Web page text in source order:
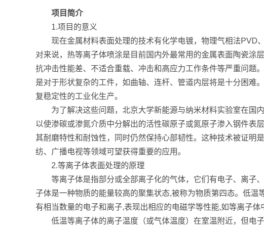
项目简介
1.项目的意义
现在金属材料表面处理的技术有化学电镀，物理气相法PVD
对来说，热等离子体喷涂是目前国内外最常用的金属表面陶瓷涂
抗冲击性能差、不适合重载、冲击和高应力工作条件等严重问题
是对于形状复杂的工件，如曲轴、连杆、管道内层将是十分困难
复稳定性的工业化生产。
为了解决这些问题，北京大学新能源与纳米材料实验室在国
以使渗碳或渗氮介质中分解出的活性碳原子或氮原子渗入钢件表
其耐磨特性和耐蚀性，同时仍然保持心部韧性。这种技术被证明
纺、广播电视等领域可望获得重要的应用。
2.等离子体表面处理的原理
等离子体是指部分或全部离子化的气体，它们有电子、离子
子体是一种物质的能量较高的聚集状态,被称为物质第四态。低
有相当数量的电子和离子,表现出相应的电磁学等性能,如等离子
低温等离子体的离子温度（或气体温度）在室温附近，但电